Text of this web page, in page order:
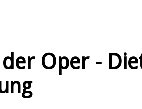
Oper -